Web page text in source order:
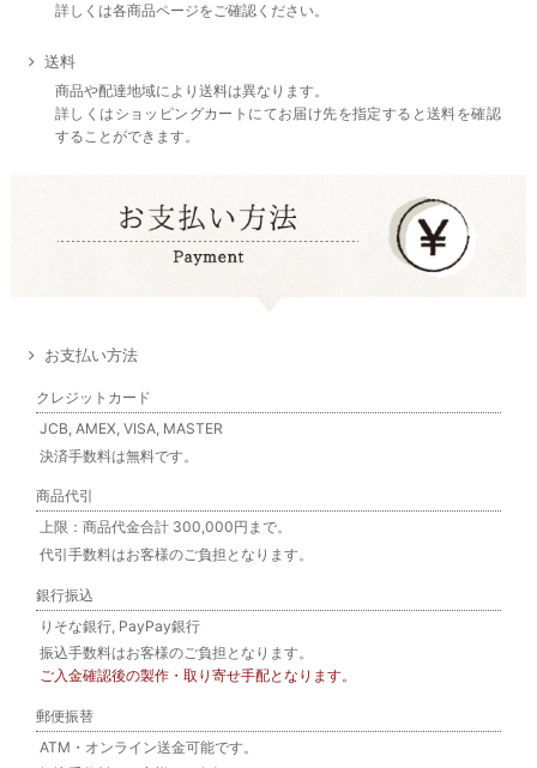
詳しくは各商品ページをご確認ください。
送料
商品や配達地域により送料は異なります。
詳しくはショッピングカートにてお届け先を指定すると送料を確認
することができます。
お支払い方法
クレジットカード
JCB, AMEX, VISA, MASTER
決済手数料は無料です。
商品代引
上限：商品代金合計 300,000円まで。
代引手数料はお客様のご負担となります。
銀行振込
りそな銀行, PayPay銀行
振込手数料はお客様のご負担となります。
ご入金確認後の製作・取り寄せ手配となります。
郵便振替
ATM・オンライン送金可能です。